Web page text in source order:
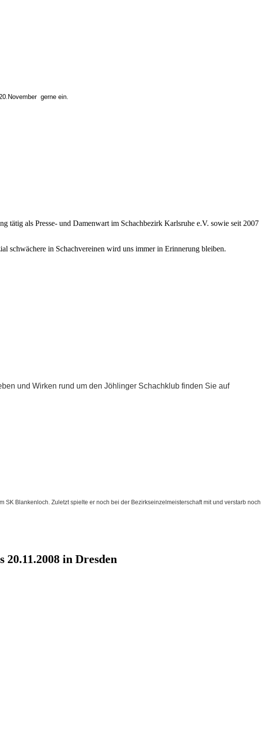
gerne ein.
tätig als Presse- und Damenwart im Schachbezirk Karlsruhe e.V. sowie seit 2007
schwächere in Schachvereinen wird uns immer in Erinnerung bleiben.
und Wirken rund um den Jöhlinger Schachklub finden Sie auf
Blankenloch. Zuletzt spielte er noch bei der Bezirkseinzelmeisterschaft mit und verstarb noch
in Dresden